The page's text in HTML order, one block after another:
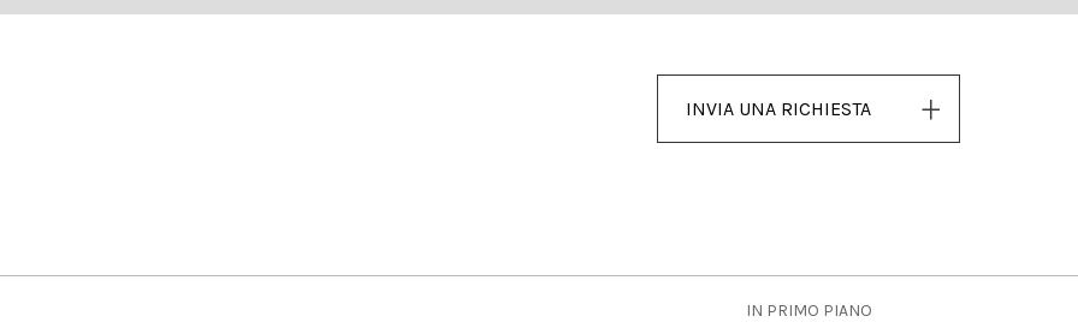
INVIA UNA RICHIESTA
IN PRIMO PIANO